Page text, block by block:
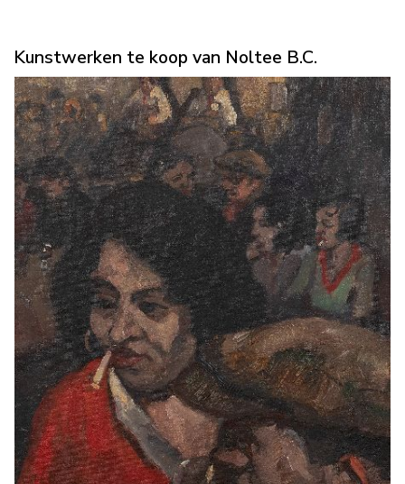
Kunstwerken te koop van Noltee B.C.